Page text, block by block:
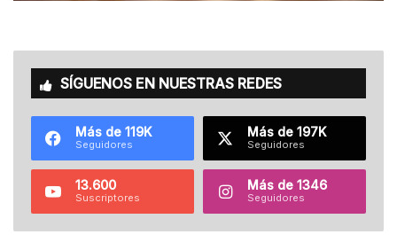
SÍGUENOS EN NUESTRAS REDES
Más de 119K
Seguidores
Más de 197K
Seguidores
13.600
Suscriptores
Más de 1346
Seguidores